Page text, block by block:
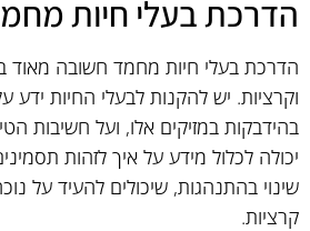
הדרכת בעלי חיות
הדרכת בעלי חיות מחמד חשובה מאוד
וקרציות. יש להקנות לבעלי החיות ידע
בהידבקות במזיקים אלו, ועל חשיבות
יכולה לכלול מידע על איך לזהות
שינוי בהתנהגות, שיכולים להעיד על
קרציות.